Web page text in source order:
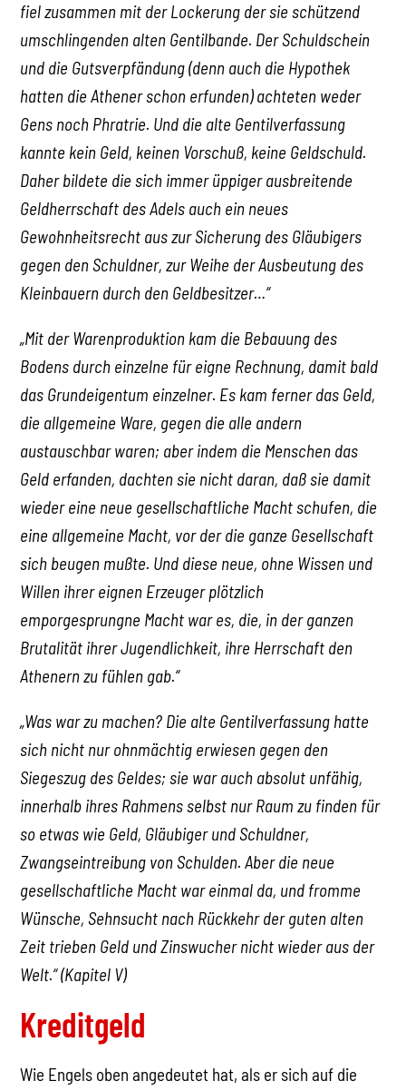
fiel zusammen mit der Lockerung der sie schützend
umschlingenden alten Gentilbande. Der Schuldschein
und die Gutsverpfändung (denn auch die Hypothek
hatten die Athener schon erfunden) achteten weder
Gens noch Phratrie. Und die alte Gentilverfassung
kannte kein Geld, keinen Vorschuß, keine Geldschuld.
Daher bildete die sich immer üppiger ausbreitende
Geldherrschaft des Adels auch ein neues
Gewohnheitsrecht aus zur Sicherung des Gläubigers
gegen den Schuldner, zur Weihe der Ausbeutung des
Kleinbauern durch den Geldbesitzer…“
„Mit der Warenproduktion kam die Bebauung des
Bodens durch einzelne für eigne Rechnung, damit bald
das Grundeigentum einzelner. Es kam ferner das Geld,
die allgemeine Ware, gegen die alle andern
austauschbar waren; aber indem die Menschen das
Geld erfanden, dachten sie nicht daran, daß sie damit
wieder eine neue gesellschaftliche Macht schufen, die
eine allgemeine Macht, vor der die ganze Gesellschaft
sich beugen mußte. Und diese neue, ohne Wissen und
Willen ihrer eignen Erzeuger plötzlich
emporgesprungne Macht war es, die, in der ganzen
Brutalität ihrer Jugendlichkeit, ihre Herrschaft den
Athenern zu fühlen gab.“
„Was war zu machen? Die alte Gentilverfassung hatte
sich nicht nur ohnmächtig erwiesen gegen den
Siegeszug des Geldes; sie war auch absolut unfähig,
innerhalb ihres Rahmens selbst nur Raum zu finden für
so etwas wie Geld, Gläubiger und Schuldner,
Zwangseintreibung von Schulden. Aber die neue
gesellschaftliche Macht war einmal da, und fromme
Wünsche, Sehnsucht nach Rückkehr der guten alten
Zeit trieben Geld und Zinswucher nicht wieder aus der
Welt.“ (Kapitel V)
Kreditgeld
Wie Engels oben angedeutet hat, als er sich auf die